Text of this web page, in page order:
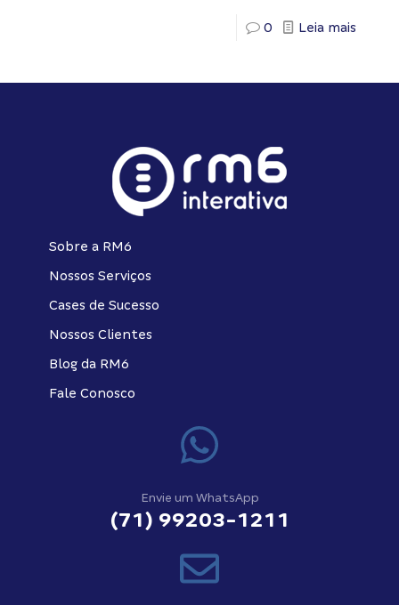
0 Leia mais
Sobre a RM6
Nossos Serviços
Cases de Sucesso
Nossos Clientes
Blog da RM6
Fale Conosco
Envie um WhatsApp
(71) 99203-1211